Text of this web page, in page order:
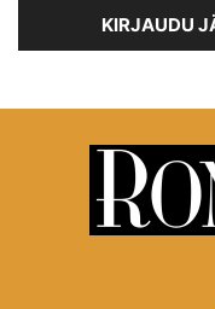
KIRJAUDU